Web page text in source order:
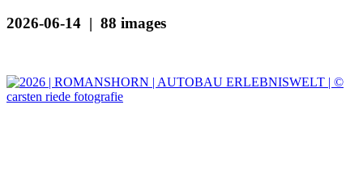
2026-06-14 | 88 images